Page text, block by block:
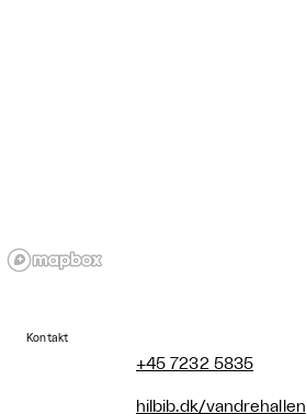
Kontakt
+45 7232 5835
hilbib.dk/vandrehallen